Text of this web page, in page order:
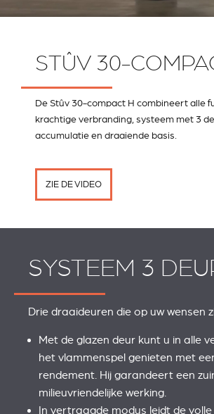
STÛV 30-
De Stûv 30-compact H combineert alle
krachtige verbranding, systeem met 3
accumulatie en draaiende basis.
ZIE DE VIDEO
SYSTEEM 3
Drie draaideuren die op uw wensen
Met de glazen deur kunt u in alle
het vlammenspel genieten met
rendement. Hij garandeert een
milieuvriendelijke werking.
In vertraagde modus leidt de volle